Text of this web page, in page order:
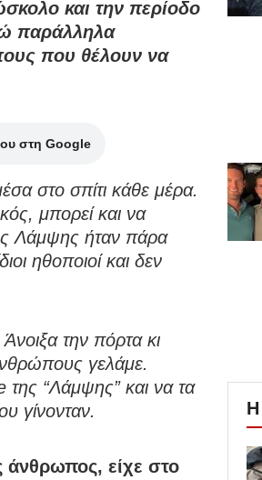
και την περίοδο
παράλληλα
που θέλουν να
στη Google
στο σπίτι κάθε μέρα.
μπορεί και να
Λάμψης ήταν πάρα
ηθοποιοί και δεν
την πόρτα κι
γελάμε.
“Λάμψης” και να τα
γίνονταν.
άνθρωπος, είχε στο